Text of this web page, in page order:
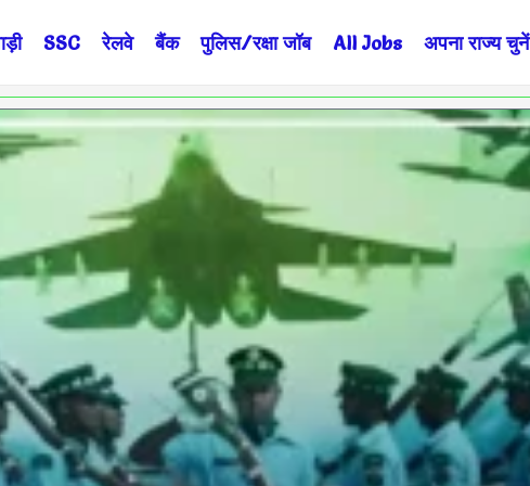
SSC रेलवे बैंक पुलिस/रक्षा जॉब All Jobs अपना राज्य चुनें
PagePagePagePagePage